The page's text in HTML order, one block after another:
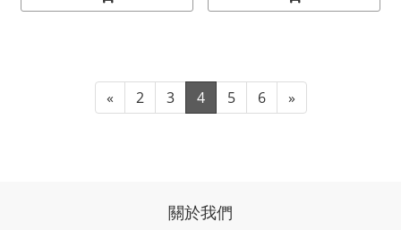
« 2 3 4 5 6 »
關於我們